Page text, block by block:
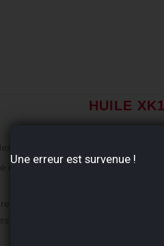
HUILE
fabricants européens.
conforme aux normes
idéal pour une utilisation
(FAP ou DPF).
Une erreur est survenue !